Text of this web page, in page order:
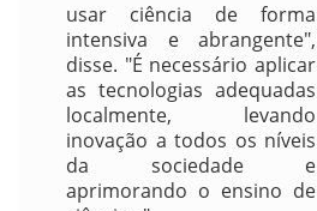
usar ciência de forma
intensiva e abrangente",
disse. "É necessário aplicar
as tecnologias adequadas
localmente, levando
inovação a todos os níveis
da sociedade e
aprimorando o ensino de